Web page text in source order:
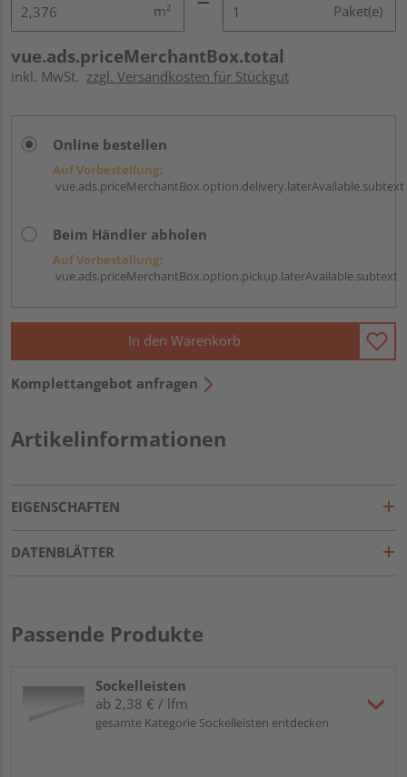
m² Paket(e)
vue.ads.priceMerchantBox.total
inkl. MwSt. zzgl. Versandkosten für Stückgut
Online bestellen
Auf Vorbestellung:
vue.ads.priceMerchantBox.option.delivery.laterAvailable.subtext
Beim Händler abholen
Auf Vorbestellung:
vue.ads.priceMerchantBox.option.pickup.laterAvailable.subtext
In den Warenkorb
Komplettangebot anfragen
Artikelinformationen
EIGENSCHAFTEN
DATENBLÄTTER
Passende Produkte
Sockelleisten
ab 2,38 € / lfm
gesamte Kategorie Sockelleisten entdecken